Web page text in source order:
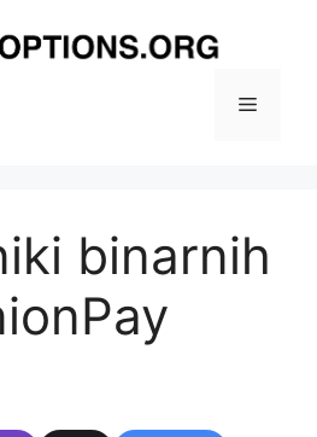
Menu
binarnih